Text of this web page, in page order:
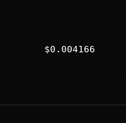
$0.004166